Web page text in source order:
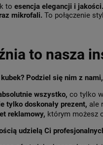
to esencja elegancji i jakości.
mikrofali. To połączenie
to nasza
Podziel się nim z nami,
wszystko, co tylko
tylko doskonały prezent, ale
reklamowy, którym możesz
udzielą Ci